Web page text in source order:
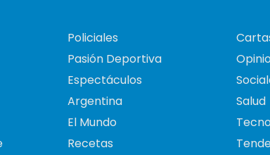
Policiales
Pasión Deportiva
Espectáculos
Argentina
El Mundo
Recetas
Salud